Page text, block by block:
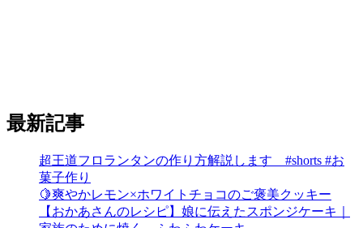
最新記事
超王道フロランタンの作り方解説します #shorts #お
菓子作り
🍋爽やかレモン×ホワイトチョコのご褒美クッキー
【おかあさんのレシピ】娘に伝えたスポンジケーキ｜